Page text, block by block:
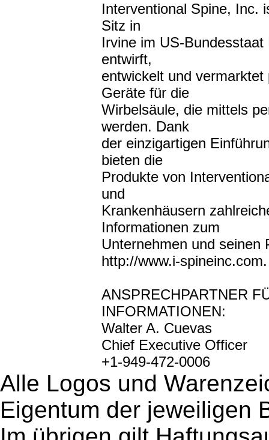
Interventional Spine, Inc.
Sitz in
Irvine im US-
entwirft,
entwickelt und
Geräte für die
Wirbelsäule, die mittels
werden. Dank
der einzigartigen
bieten die
Produkte von
und
Krankenhäusern
Informationen zum
Unternehmen und seinen
http://www.i-spineinc.com.
ANSPRECHPARTNER
INFORMATIONEN:
Walter A. Cuevas
Chief Executive Officer
+1-949-472-0006
Alle Logos und
Eigentum der jeweiligen